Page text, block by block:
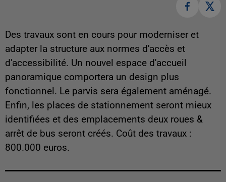
Des travaux sont en cours pour moderniser et
adapter la structure aux normes d'accès et
d'accessibilité. Un nouvel espace d'accueil
panoramique comportera un design plus
fonctionnel. Le parvis sera également aménagé.
Enfin, les places de stationnement seront mieux
identifiées et des emplacements deux roues &
arrêt de bus seront créés. Coût des travaux :
800.000 euros.